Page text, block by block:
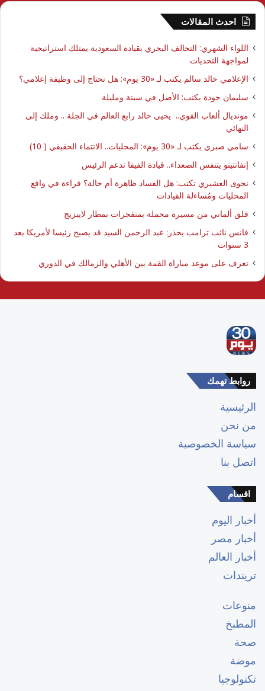
احدث المقالات
اللواء الشهري: التحالف البحري بقيادة السعودية يمتلك استراتيجية
لمواجهة التحديات
الإعلامي خالد سالم يكتب لـ «30 يوم»: هل نحتاج إلى وظيفة إعلامي؟
سليمان جودة يكتب: الأصل في سبتة ومليلة
مونديال ألعاب القوي.. يحيى خالد رابع العالم في الجلة .. وملك إلى
النهائي
سامي صبري يكتب لـ «30 يوم»: المحليات.. الانتماء الحقيقي ( 10)
إنفانتينو يتنفس الصعداء.. قيادة الفيفا تدعم الرئيس
نجوى العشيري تكتب: هل الفساد ظاهرة أم حالة؟ قراءة في واقع
المحليات ومُساءلة القيادات
قلق ألماني من مسيرة محملة بمتفجرات بمطار لايبزيج
فانس نائب ترامب يحذر: عبد الرحمن السيد قد يصبح رئيسا لأمريكا بعد
3 سنوات
تعرف على موعد مباراة القمة بين الأهلي والزمالك في الدوري
روابط تهمك
الرئيسية
من نحن
سياسة الخصوصية
اتصل بنا
اقسام
أخبار اليوم
أخبار مصر
أخبار العالم
تريندات
منوعات
المطبخ
صحة
موضة
تكنولوجيا